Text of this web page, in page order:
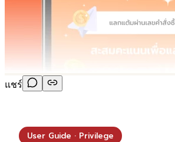
แชร์
User Guide · Privilege